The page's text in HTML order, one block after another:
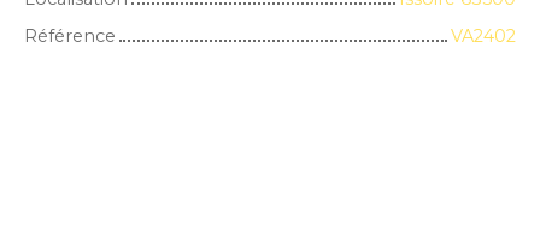
Référence
VA2402